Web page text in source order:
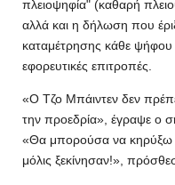
πλειοψηφία" (καθαρή
αλλά και η δήλωση που
καταμέτρησης κάθε ψήφου
εφορευτικές επιτροπές.
«Ο Τζο Μπάιντεν δεν
την προεδρία», έγραψε ο
«Θα μπορούσα να κηρύξω
μόλις ξεκίνησαν!»,